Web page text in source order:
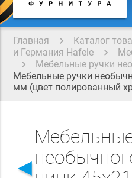
Главная
Каталог
и Германия Hafele
Мебельные ручки
Мебельные ручки
мм (цвет полированный
◄